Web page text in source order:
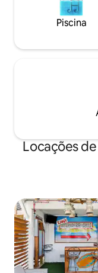
Piscina
Locações